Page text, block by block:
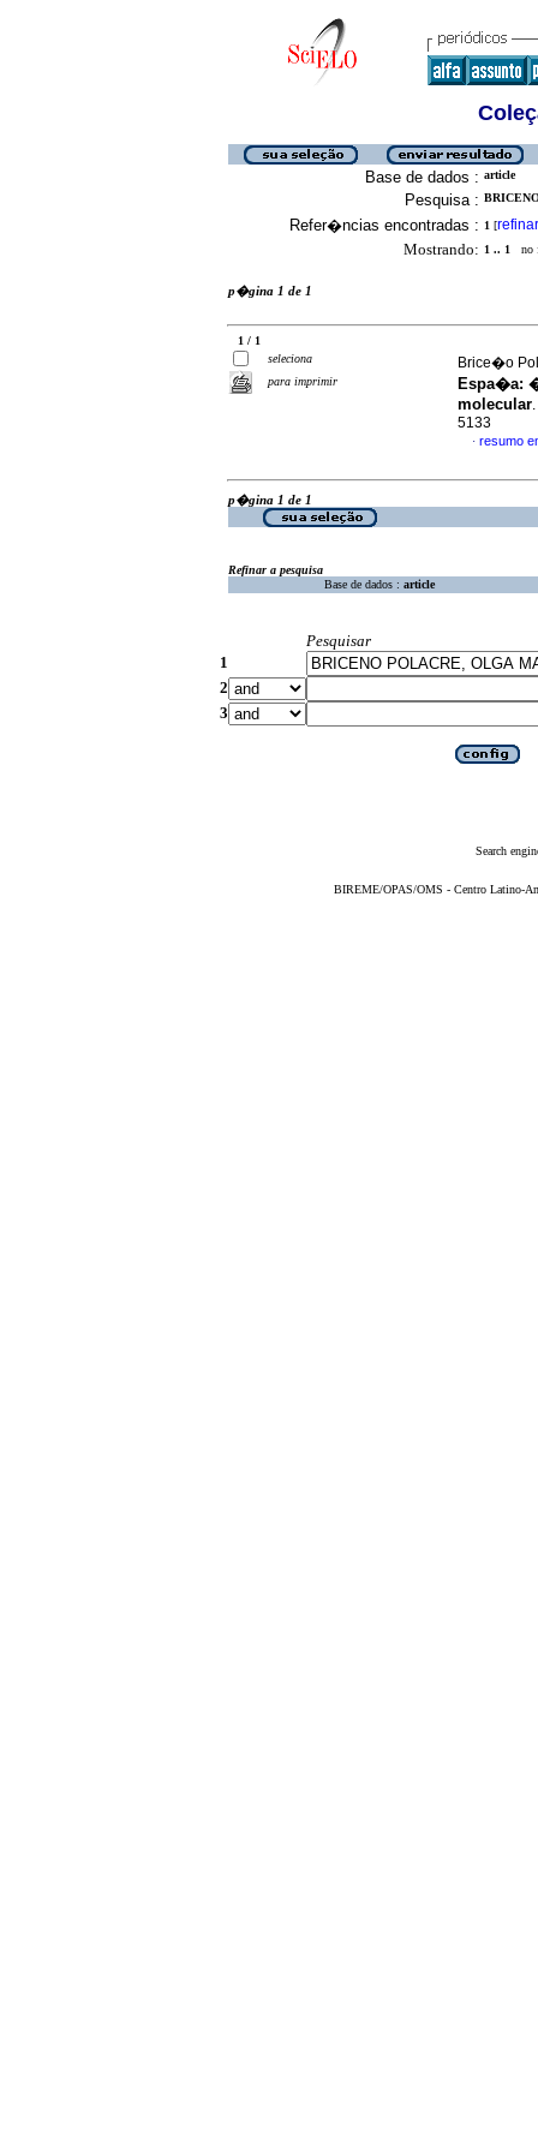
Base de dados : article
Pesquisa :
Refer�ncias encontradas : 1 [refinar
Mostrando: 1 .. 1 no
p�gina 1 de 1
1 / 1
seleciona
para imprimir
Brice�o
Espa�a:
molecular.
5133
· resumo
p�gina 1 de 1
Refinar a pesquisa
Base de dados : article
Pesquisar
1
2
3
Search
BIREME/OPAS/OMS - Centro Latino-